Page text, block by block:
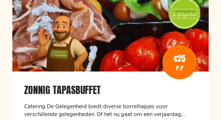
€25
P.P
ZONNIG TAPASBUFFET
Catering De Gelegenheid biedt diverse borrelhapjes voor
verschillende gelegenheden. Of het nu gaat om een verjaardag,